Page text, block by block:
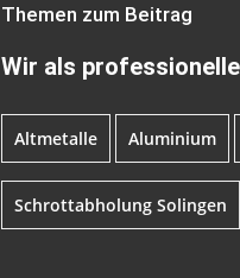
Themen zum Beitrag
Wir als
Altmetalle Aluminium
Schrottabholung Solingen